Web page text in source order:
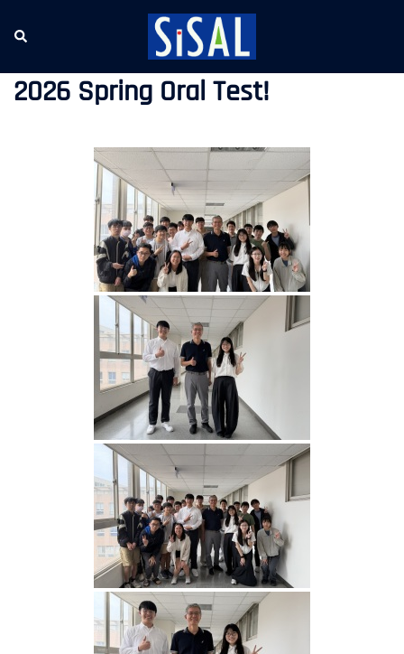
Search
2026 Spring Oral Test!